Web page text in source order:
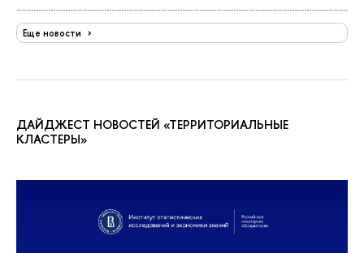
Еще новости
ДАЙДЖЕСТ НОВОСТЕЙ «ТЕРРИТОРИАЛЬНЫЕ
КЛАСТЕРЫ»